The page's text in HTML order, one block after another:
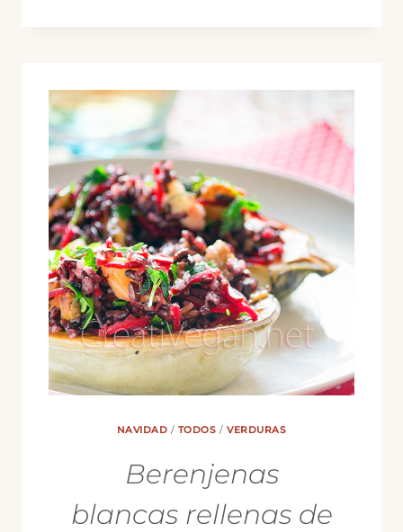
NAVIDAD / TODOS /VERDURAS
Berenjenas
blancas rellenas de